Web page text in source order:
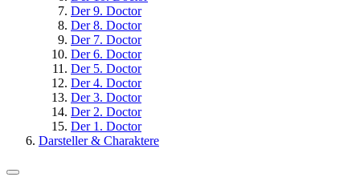
Der 9. Doctor
Der 8. Doctor
Der 7. Doctor
Der 6. Doctor
Der 5. Doctor
Der 4. Doctor
Der 3. Doctor
Der 2. Doctor
Der 1. Doctor
Darsteller & Charaktere